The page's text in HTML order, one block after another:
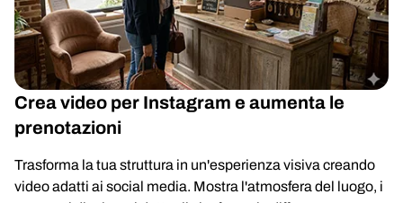
Crea video per Instagram e aumenta le
prenotazioni
Trasforma la tua struttura in un'esperienza visiva creando
video adatti ai social media. Mostra l'atmosfera del luogo, i